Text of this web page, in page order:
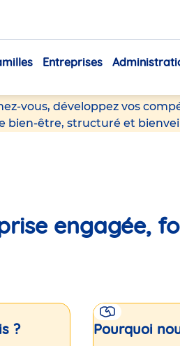
Entreprises
exercer
votre
vous, développez vos
bien-être, structuré et
engagée,
? Pourquoi